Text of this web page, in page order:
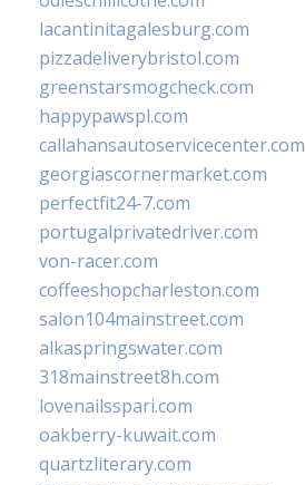
lacantinitagalesburg.com
pizzadeliverybristol.com
greenstarsmogcheck.com
happypawspl.com
callahansautoservicecenter.com
georgiascornermarket.com
perfectfit24-7.com
portugalprivatedriver.com
von-racer.com
coffeeshopcharleston.com
salon104mainstreet.com
alkaspringswater.com
318mainstreet8h.com
lovenailsspari.com
oakberry-kuwait.com
quartzliterary.com